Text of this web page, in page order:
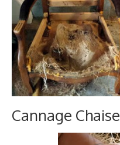
Cannage Chaise